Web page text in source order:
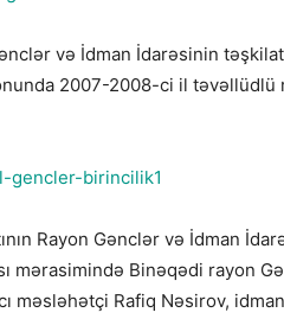
və İdman İdarəsinin
2007-2008-ci il
Rayon Gənclər və İdman
mərasimində Binəqədi rayon
məsləhətçi Rafiq Nəsirov,